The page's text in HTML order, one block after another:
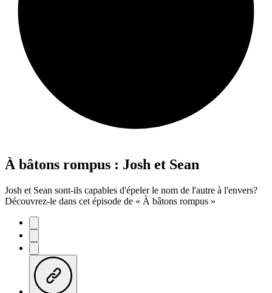
À bâtons rompus : Josh et Sean
Josh et Sean sont-ils capables d'épeler le nom de l'autre à l'envers?
Découvrez-le dans cet épisode de « À bâtons rompus »